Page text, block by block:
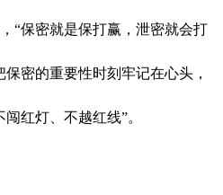
“保密就是保打赢，泄密就会打
密的重要性时刻牢记在心头，
红灯、不越红线”。